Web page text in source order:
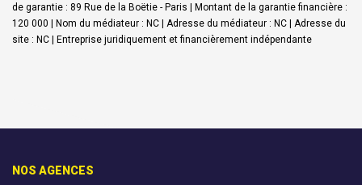
de garantie : 89 Rue de la Boëtie - Paris | Montant de la garantie financière :
120 000 | Nom du médiateur : NC | Adresse du médiateur : NC | Adresse du
site : NC | Entreprise juridiquement et financièrement indépendante
NOS AGENCES